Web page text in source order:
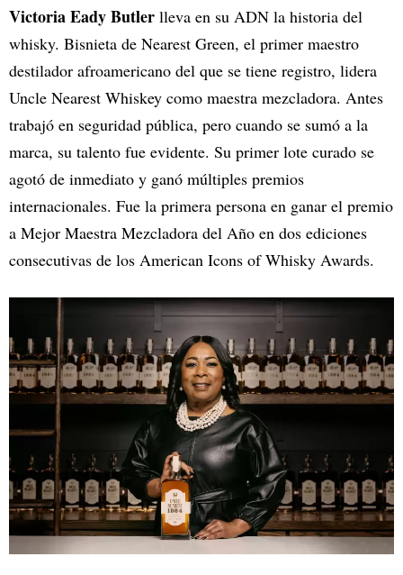
Victoria Eady Butler lleva en su ADN la historia del
whisky. Bisnieta de Nearest Green, el primer maestro
destilador afroamericano del que se tiene registro, lidera
Uncle Nearest Whiskey como maestra mezcladora. Antes
trabajó en seguridad pública, pero cuando se sumó a la
marca, su talento fue evidente. Su primer lote curado se
agotó de inmediato y ganó múltiples premios
internacionales. Fue la primera persona en ganar el premio
a Mejor Maestra Mezcladora del Año en dos ediciones
consecutivas de los American Icons of Whisky Awards.